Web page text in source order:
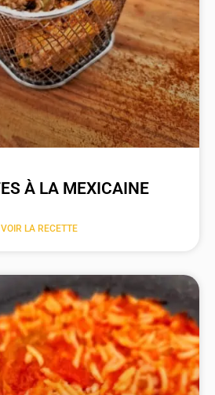
À LA MEXICAINE
VOIR LA RECETTE